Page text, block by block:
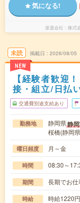
気になる!
派遣会社 株式
未読
NEW
掲載日 2026/08/05
【経験者歓迎
接・組立/日払
交通費別途支給あり
勤務地 静岡県静
桜橋(静岡
曜日頻度 月～金
時間 08:30～
期間 長期でお仕
時給 時給1220円